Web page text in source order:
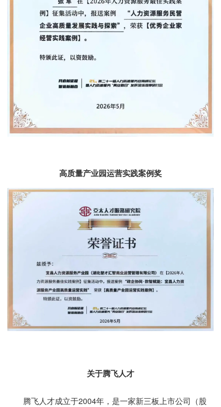
高质量产业园运营实践案例奖
关于腾飞人才
腾飞人才成立于2004年，是一家新三板上市公司（股